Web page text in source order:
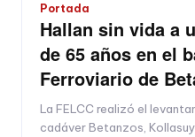
Portada
Hallan sin vida a
de 65 años en el
Ferroviario de
La FELCC realizó el
cadáver Betanzos,